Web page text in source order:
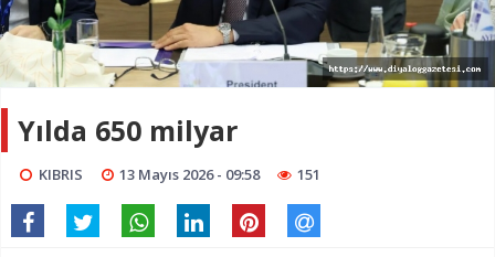
Yılda 650 milyar
KIBRIS 13 Mayıs 2026 - 09:58 151